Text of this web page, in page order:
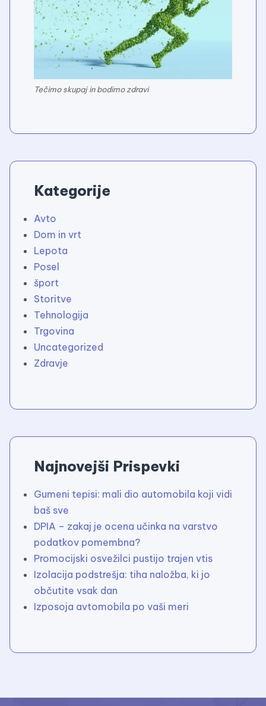
Tečimo skupaj in bodimo zdravi
Kategorije
Avto
Dom in vrt
Lepota
Posel
šport
Storitve
Tehnologija
Trgovina
Uncategorized
Zdravje
Najnovejši Prispevki
Gumeni tepisi: mali dio automobila koji vidi
baš sve
DPIA – zakaj je ocena učinka na varstvo
podatkov pomembna?
Promocijski osvežilci pustijo trajen vtis
Izolacija podstrešja: tiha naložba, ki jo
občutite vsak dan
Izposoja avtomobila po vaši meri